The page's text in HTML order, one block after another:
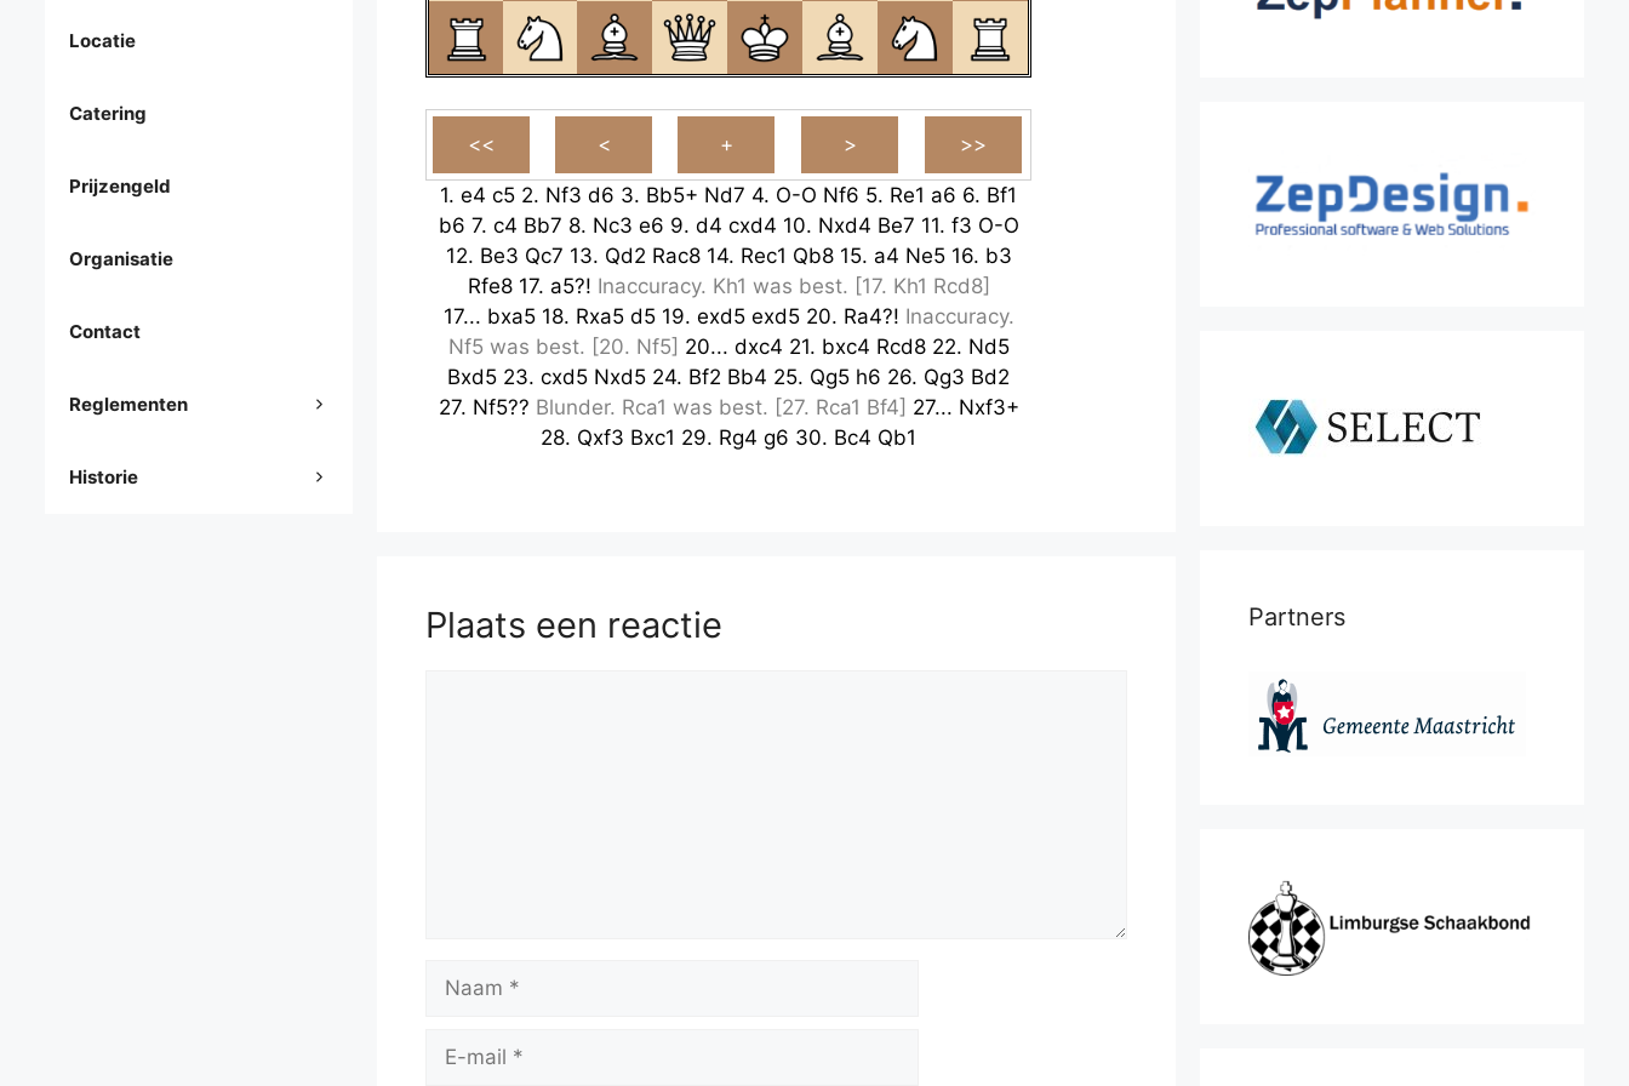
1. e4 c5 2. Nf3 d6 3. Bb5+ Nd7 4. O-O Nf6 5. Re1 a6 6. Bf1
b6 7. c4 Bb7 8. Nc3 e6 9. d4 cxd4 10. Nxd4 Be7 11. f3 O-O
12. Be3 Qc7 13. Qd2 Rac8 14. Rec1 Qb8 15. a4 Ne5 16. b3
Rfe8 17. a5?! Inaccuracy. Kh1 was best. [17. Kh1 Rcd8]
17... bxa5 18. Rxa5 d5 19. exd5 exd5 20. Ra4?! Inaccuracy.
Nf5 was best. [20. Nf5] 20... dxc4 21. bxc4 Rcd8 22. Nd5
Bxd5 23. cxd5 Nxd5 24. Bf2 Bb4 25. Qg5 h6 26. Qg3 Bd2
27. Nf5?? Blunder. Rca1 was best. [27. Rca1 Bf4] 27... Nxf3+
28. Qxf3 Bxc1 29. Rg4 g6 30. Bc4 Qb1
Plaats een reactie
mail
Locatie
Catering
Prijzengeld
Organisatie
Contact
Reglementen
Historie
Partners